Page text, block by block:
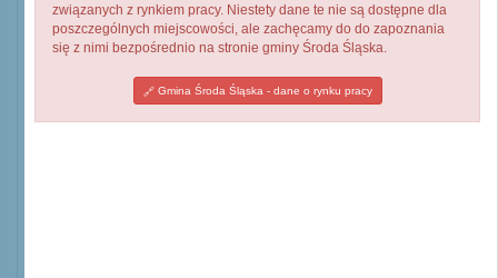
związanych z rynkiem pracy. Niestety dane te nie są dostępne dla
poszczególnych miejscowości, ale zachęcamy do do zapoznania
się z nimi bezpośrednio na stronie gminy Środa Śląska.
Gmina Środa Śląska - dane o rynku pracy